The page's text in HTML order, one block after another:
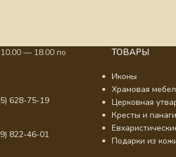
— 18.00 по
628-75-19
822-46-01
ТОВАРЫ
Иконы
Храмовая
Церковная
Кресты и
Подарки из